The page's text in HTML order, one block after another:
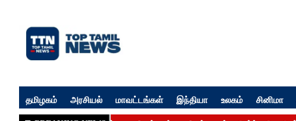
தமிழகம் அரசியல் மாவட்டங்கள் இந்தியா உலகம் சினிமா